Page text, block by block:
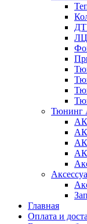
Тюнинг
АК
АК
АК
Главная
Оплата и